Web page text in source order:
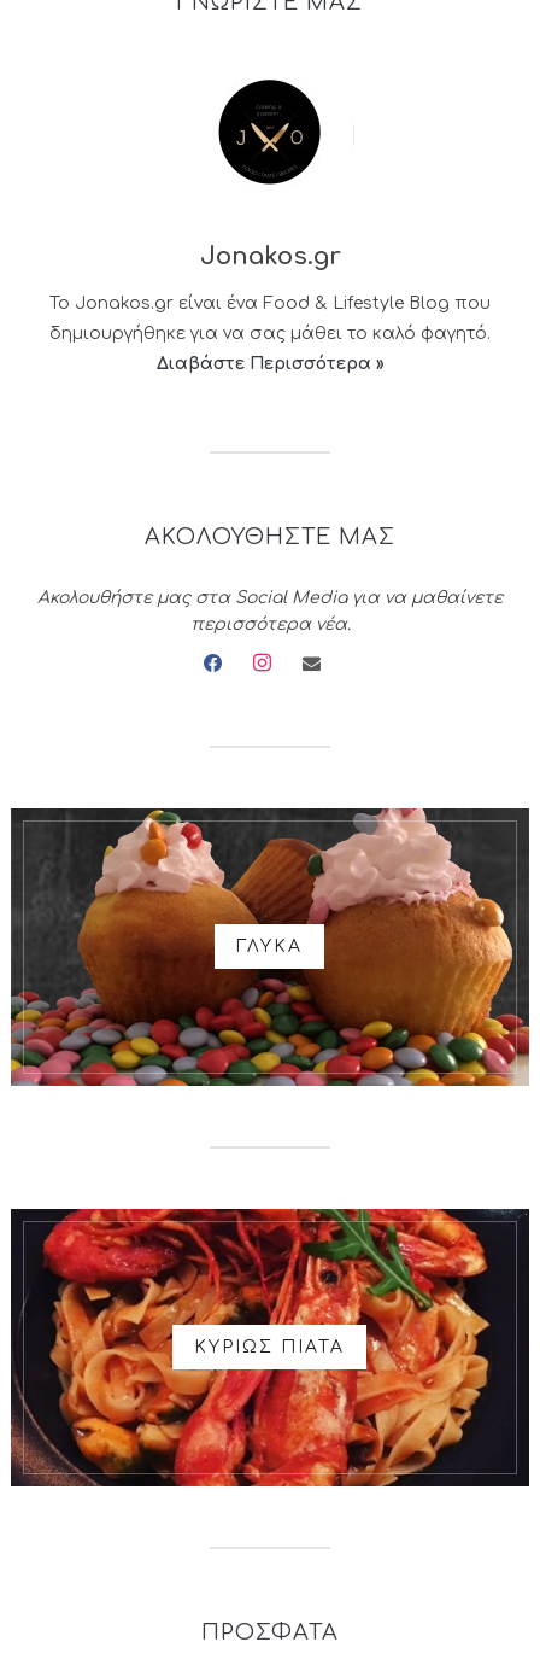
Jonakos.gr
Το Jonakos.gr είναι ένα Food & Lifestyle Blog που
δημιουργήθηκε για να σας μάθει το καλό φαγητό.
Διαβάστε Περισσότερα »
ΑΚΟΛΟΥΘΗΣΤΕ ΜΑΣ
Ακολουθήστε μας στα Social Media για να μαθαίνετε
περισσότερα νέα.
facebookinstagramenvelope
ΓΛΥΚΑ
ΚΥΡΙΩΣ ΠΙΑΤΑ
ΠΡΟΣΦΑΤΑ